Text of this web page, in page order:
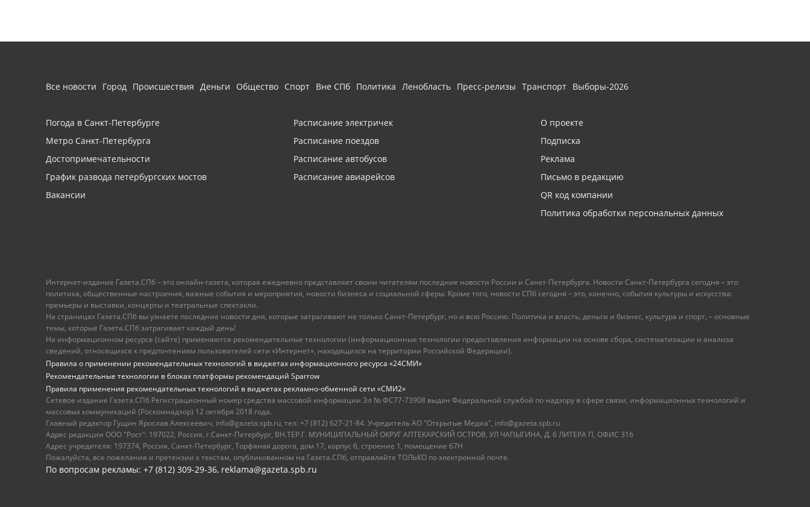
Все новости Город Происшествия Деньги Общество Спорт Вне СПб Политика Ленобласть Пресс-релизы Транспорт Выборы-2026
Погода в Санкт-Петербурге
Метро Санкт-Петербурга
Достопримечательности
График развода петербургских мостов
Вакансии
Расписание электричек
Расписание поездов
Расписание автобусов
Расписание авиарейсов
О проекте
Подписка
Реклама
Письмо в редакцию
QR код компании
Политика обработки персональных данных
Интернет-издание Газета.СПб – это онлайн-газета, которая ежедневно представляет своим читателям последние новости России и Санкт-Петербурга. Новости Санкт-Петербурга сегодня – это
политика, общественные настроения, важные события и мероприятия, новости бизнеса и социальной сферы. Кроме того, новости СПб сегодня – это, конечно, события культуры и искусства:
премьеры и выставки, концерты и театральные спектакли.
На страницах Газета.СПб вы узнаете последние новости дня, которые затрагивают не только Санкт-Петербург, но и всю Россию. Политика и власть, деньги и бизнес, культура и спорт, – основные
темы, которые Газета.СПб затрагивает каждый день!
На информационном ресурсе (сайте) применяются рекомендательные технологии (информационные технологии предоставления информации на основе сбора, систематизации и анализа
сведений, относящихся к предпочтениям пользователей сети «Интернет», находящихся на территории Российской Федерации).
Правила о применении рекомендательных технологий в виджетах информационного ресурса «24СМИ»
Рекомендательные технологии в блоках платформы рекомендаций Sparrow
Правила применения рекомендательных технологий в виджетах рекламно-обменной сети «СМИ2»
Сетевое издание Газета.СПб Регистрационный номер средства массовой информации Эл № ФС77-73908 выдан Федеральной службой по надзору в сфере связи, информационных технологий и
массовых коммуникаций (Роскомнадзор) 12 октября 2018 года.
Главный редактор Гущин Ярослав Алексеевич, info@gazeta.spb.ru, тел: +7 (812) 627-21-84. Учредитель АО "Открытые Медиа", info@gazeta.spb.ru
Адрес редакции ООО "Рост": 197022, Россия, г.Санкт-Петербург, ВН.ТЕР.Г. МУНИЦИПАЛЬНЫЙ ОКРУГ АПТЕКАРСКИЙ ОСТРОВ, УЛ ЧАПЫГИНА, Д. 6 ЛИТЕРА П, ОФИС 316
Адрес учредителя: 197374, Россия, Санкт-Петербург, Торфяная дорога, дом 17, корпус 6, строение 1, помещение 67Н
Пожалуйста, все пожелания и претензии к текстам, опубликованном на Газета.СПб, отправляйте ТОЛЬКО по электронной почте.
По вопросам рекламы: +7 (812) 309-29-36, reklama@gazeta.spb.ru